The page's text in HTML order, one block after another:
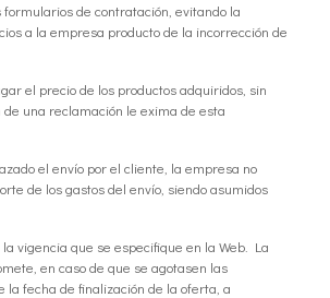
de contratación, evitando la
a la empresa producto de la incorrección de
el precio de los productos adquiridos, sin
una reclamación le exima de esta
el envío por el cliente, la empresa no
de los gastos del envío, siendo asumidos
vigencia que se especifique en la Web. La
en caso de que se agotasen las
la fecha de finalización de la oferta, a